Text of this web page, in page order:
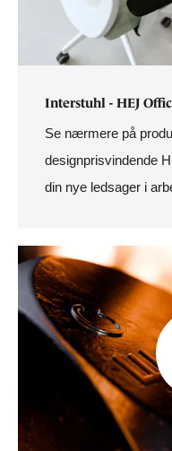
Interstuhl - HEJ
Se nærmere på
designprisvindende
din nye ledsager i